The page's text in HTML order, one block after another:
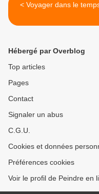
< Voyager dans le
Hébergé par Overblog
Top articles
Pages
Contact
Signaler un abus
C.G.U.
Cookies et données
Préférences cookies
Voir le profil de Peindre en